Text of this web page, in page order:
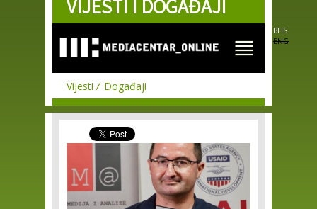
Skip to
main
VIJESTI I DOGAĐAJI
BHS
ENG
Vijesti Događaji